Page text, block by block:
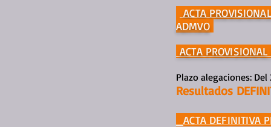
ACTA
ADMVO
ACTA
Plazo alegaciones:
Resultados
_ACTA DEFINITIVA